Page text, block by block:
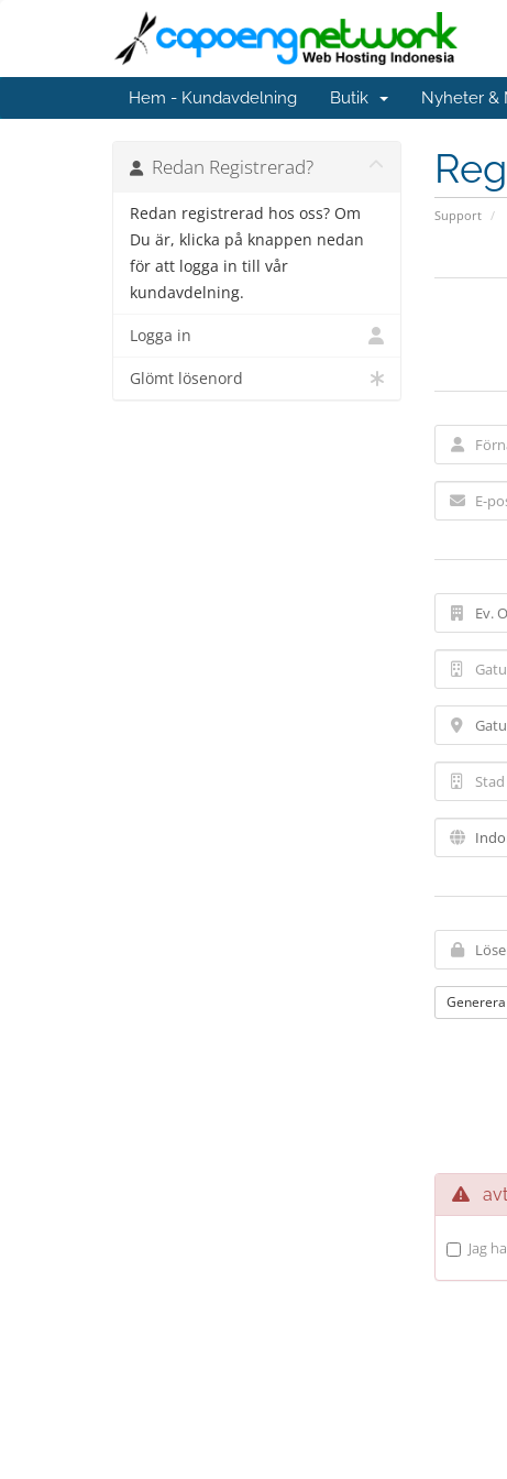
Hem - Kundavdelning Butik Nyheter &
Support
Redan Registrerad?
Redan registrerad hos oss? Om
Du är, klicka på knappen nedan
för att logga in till vår
kundavdelning.
Logga in
Glömt lösenord
Jag